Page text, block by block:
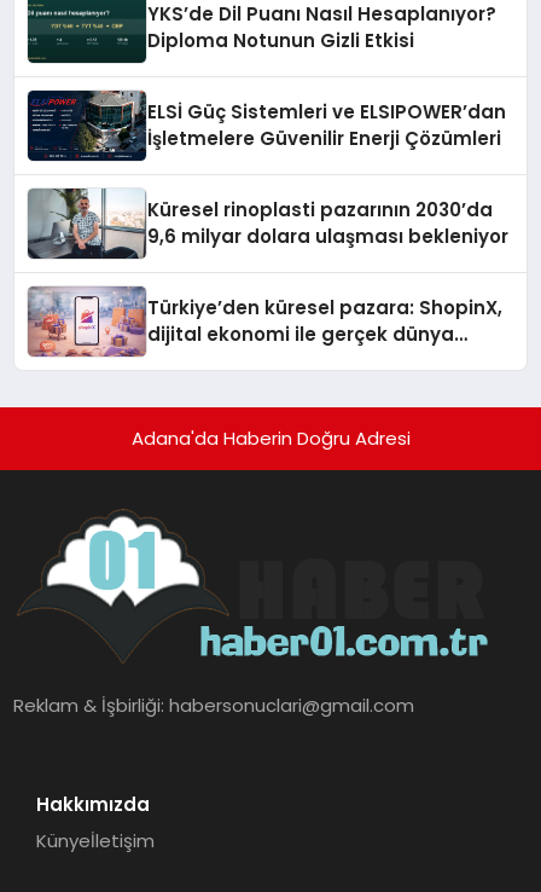
YKS’de Dil Puanı Nasıl Hesaplanıyor?
Diploma Notunun Gizli Etkisi
ELSİ Güç Sistemleri ve ELSIPOWER’dan
İşletmelere Güvenilir Enerji Çözümleri
Küresel rinoplasti pazarının 2030’da
9,6 milyar dolara ulaşması bekleniyor
Türkiye’den küresel pazara: ShopinX,
dijital ekonomi ile gerçek dünya
Adana'da Haberin Doğru Adresi
Reklam & İşbirliği:habersonuclari@gmail.com
Hakkımızda
Künyeİletişim